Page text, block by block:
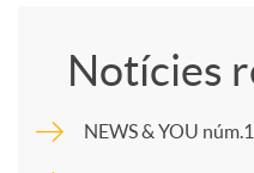
Notícies
NEWS & YOU